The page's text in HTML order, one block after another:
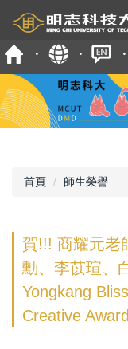
到
主
要
內
容
區
首頁 師生榮譽
賀!!! 商耀元老
勳、李苡瑄、
Yongkang
Creative